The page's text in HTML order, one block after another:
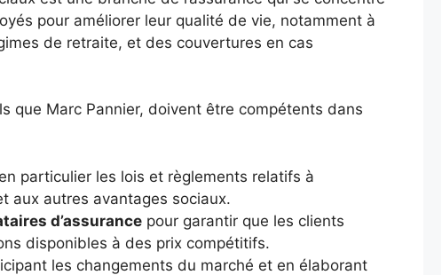
pour améliorer leur qualité de vie, notamment à
de retraite, et des couvertures en cas
que Marc Pannier, doivent être compétents dans
particulier les lois et règlements relatifs à
aux autres avantages sociaux.
d’assurance pour garantir que les clients
disponibles à des prix compétitifs.
les changements du marché et en élaborant